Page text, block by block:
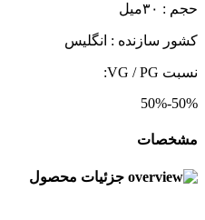
حجم : ۳۰میل
کشور سازنده : انگلیس
نسبت VG / PG:
50%-50%
مشخصات
جزئیات محصول